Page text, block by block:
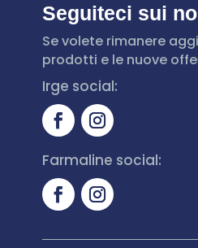
Seguiteci sui
Se volete rimanere
prodotti e le nuove
Irge social:
Farmaline social: